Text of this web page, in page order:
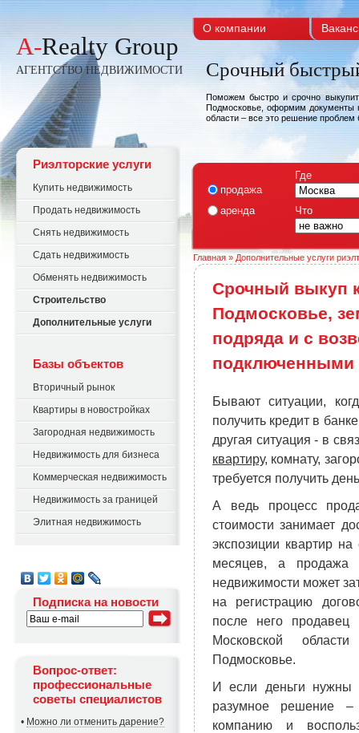
Срочный
Поможем быстро и срочно
Подмосковье, оформим документы
области – все это решение
A-Realty Group
АГЕНТСТВО НЕДВИЖИМОСТИ
О компании
Риэлторские услуги
Купить недвижимость
Продать недвижимость
Снять недвижимость
Сдать недвижимость
Обменять недвижимость
Строительство
Дополнительные услуги
Базы объектов
Вторичный рынок
Квартиры в новостройках
Загородная недвижимость
Недвижимость для бизнеса
Коммерческая недвижимость
Недвижимость за границей
Элитная недвижимость
Подписка на новости
Вопрос-ответ:
профессиональные
советы специалистов
• Можно ли отменить дарение?
продажа
аренда
Где
Что
Главная » Дополнительные услуги
Срочный выкуп
Подмосковье,
подряда и с
подключенными
Бывают ситуации,
получить кредит в
другая ситуация - в
квартиру, комнату,
требуется получить
А ведь процесс
стоимости занимает
экспозиции квартир
месяцев, а продажа
недвижимости может
на регистрацию
после него продавец
Московской
Подмосковье.
И если деньги нужны
разумное решение –
компанию и